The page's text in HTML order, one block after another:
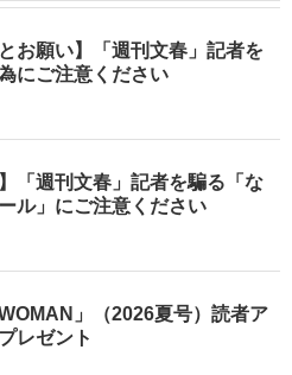
お願い】「週刊文春」記者を
にご注意ください
「週刊文春」記者を騙る「な
ル」にご注意ください
WOMAN」（2026夏号）読者ア
レゼント